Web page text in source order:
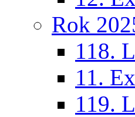
Rok
118.
11.
119.